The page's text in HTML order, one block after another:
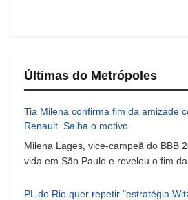
Últimas do Metrópoles
Tia Milena confirma fim da amizade
Renault. Saiba o motivo
Milena Lages, vice-campeã do BBB
vida em São Paulo e revelou o fim
PL do Rio quer repetir "estratégia